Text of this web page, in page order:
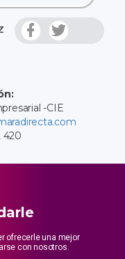
-CIE
420
ofrecerle una mejor
con nosotros.